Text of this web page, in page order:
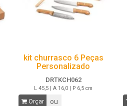
kit churrasco 6 Peças
Personalizado
DRTKCH062
L 45,5 | A 16,0 | P 6,5 cm
Orçar ou